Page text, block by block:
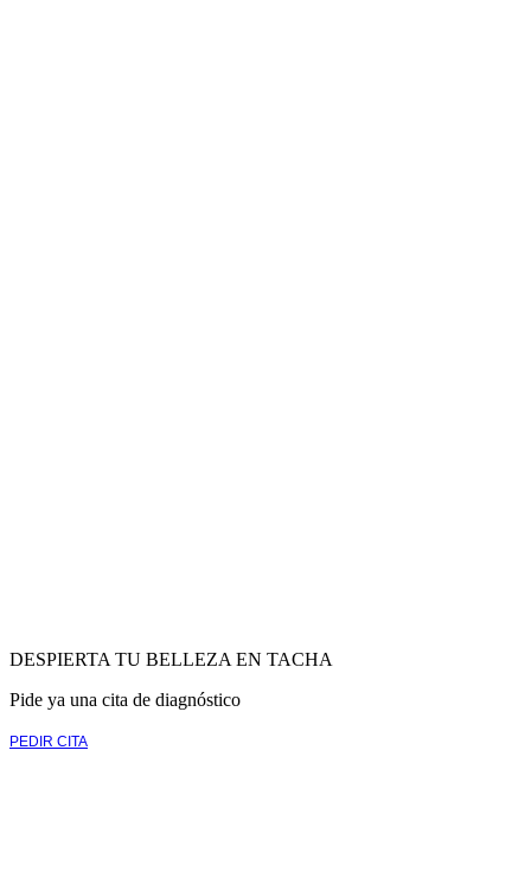
DESPIERTA TU BELLEZA EN TACHA
Pide ya una cita de diagnóstico
PEDIR CITA